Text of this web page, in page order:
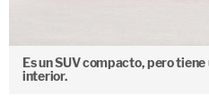
Es un SUV compacto, pero
interior.